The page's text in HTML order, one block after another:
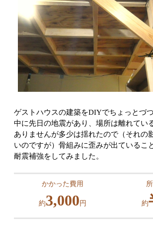
ゲストハウスの建築をDIYでちょっとづ
中に先日の地震があり、場所は離れてい
ありませんが多少は揺れたので（それの
いのですが）骨組みに歪みが出ているこ
耐震補強をしてみました。
かかった費用
約3,000 円 約